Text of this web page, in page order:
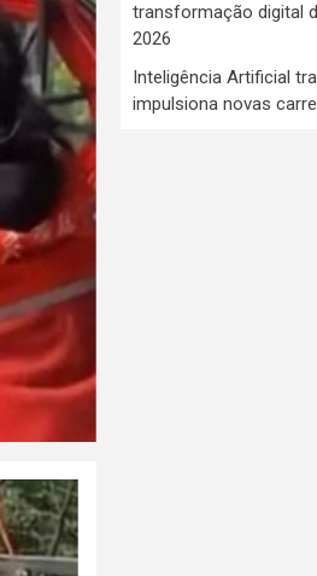
transformação digital
2026
Inteligência Artificial
impulsiona novas